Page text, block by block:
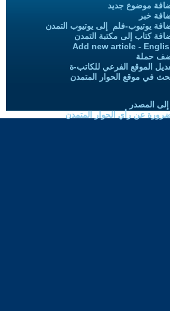
موضوع جديد
خبر
يوتيوب-فلم إلى يوتيوب التمدن
كتاب إلى مكتبة التمدن
Add new article -
حملة
الموقع الفرعي للكاتب-ة
في موقع الحوار المتمدن
المصدر
عن رأي الحوار المتمدن